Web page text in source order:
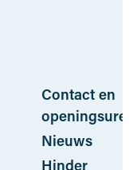
Contact en
Nieuws
Hinder